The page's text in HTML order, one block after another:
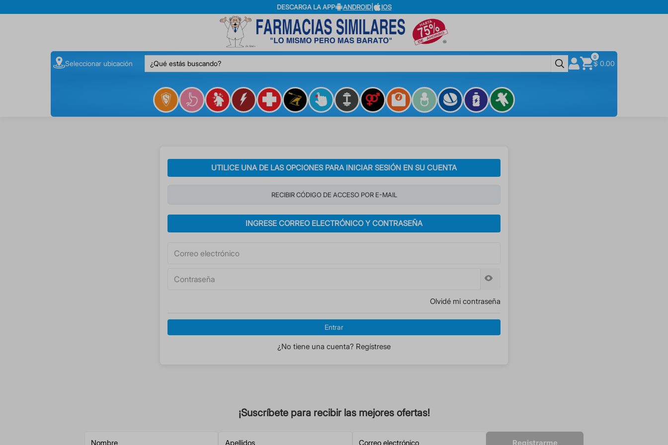
DESCARGA LA APP ANDROID| IOS
Seleccionar ubicación ¿Qué estás buscando? 0
$ 0.00
UTILICE UNA DE LAS OPCIONES PARA INICIAR SESIÓN EN SU CUENTA
RECIBIR CÓDIGO DE ACCESO POR E-MAIL
INGRESE CORREO ELECTRÓNICO Y CONTRASEÑA
Olvidé mi contraseña
Entrar
¿No tiene una cuenta? Regístrese
¡Suscríbete para recibir las mejores ofertas!
Registrarme